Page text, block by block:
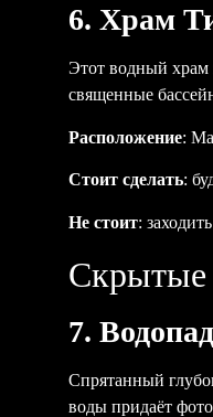
6. Храм
Этот водный храм
священные
Расположение:
Стоит сделать:
Не стоит:
Скрытые
7.
Спрятанный
воды придаёт